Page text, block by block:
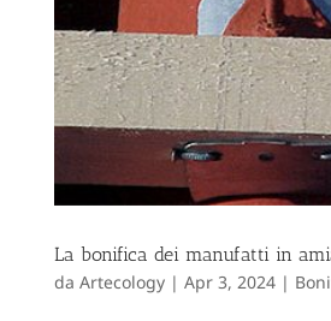
La bonifica dei manufatti in
da Artecology| Apr 3, 2024|